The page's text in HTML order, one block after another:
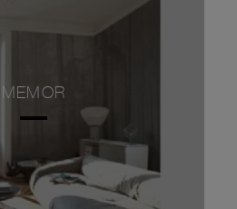
MEMOR